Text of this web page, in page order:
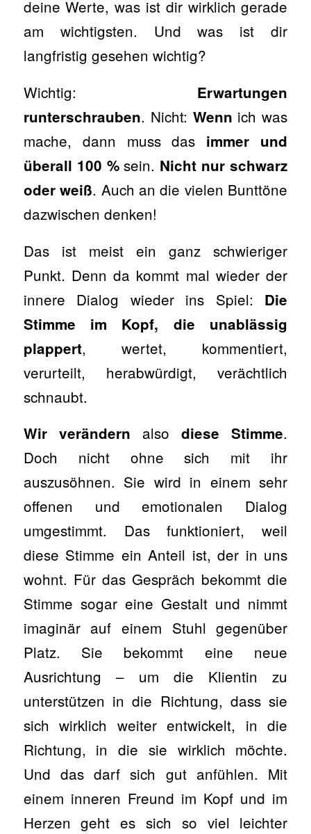
deine Werte, was ist dir wirklich gerade
am wichtigsten. Und was ist dir
langfristig gesehen wichtig?
Wichtig: Erwartungen
runterschrauben. Nicht: Wenn ich was
mache, dann muss das immer und
überall 100 %sein. Nicht nur schwarz
oder weiß. Auch an die vielen Bunttöne
dazwischen denken!
Das ist meist ein ganz schwieriger
Punkt. Denn da kommt mal wieder der
innere Dialog wieder ins Spiel: Die
Stimme im Kopf, die unablässig
plappert, wertet, kommentiert,
verurteilt, herabwürdigt, verächtlich
schnaubt.
Wir verändern alsodiese Stimme.
Doch nicht ohne sich mit ihr
auszusöhnen. Sie wird in einem sehr
offenen und emotionalen Dialog
umgestimmt. Das funktioniert, weil
diese Stimme ein Anteil ist, der in uns
wohnt. Für das Gespräch bekommt die
Stimme sogar eine Gestalt und nimmt
imaginär auf einem Stuhl gegenüber
Platz. Sie bekommt eine neue
Ausrichtung – um die Klientin zu
unterstützen in die Richtung, dass sie
sich wirklich weiter entwickelt, in die
Richtung, in die sie wirklich möchte.
Und das darf sich gut anfühlen. Mit
einem inneren Freund im Kopf und im
Herzen geht es sich so viel leichter